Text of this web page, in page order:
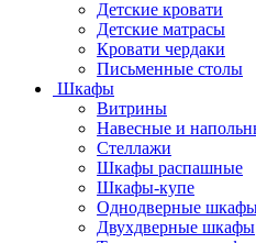
Детские кровати
Детские матрасы
Кровати чердаки
Письменные столы
Шкафы
Витрины
Навесные и
Стеллажи
Шкафы распашные
Шкафы-купе
Однодверные
Двухдверные шкафы